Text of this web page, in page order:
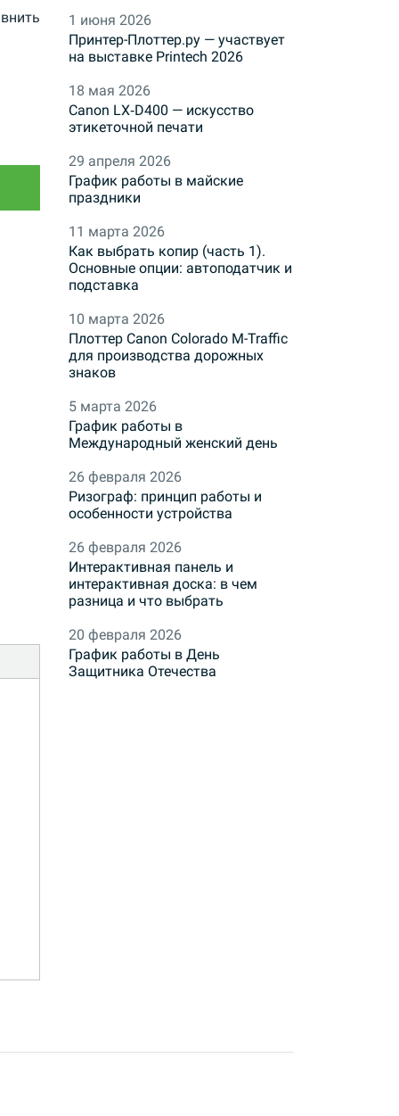
1 июня 2026
Принтер-Плоттер.ру — участвует
на выставке Printech 2026
18 мая 2026
Canon LX‑D400 — искусство
этикеточной печати
29 апреля 2026
График работы в майские
праздники
11 марта 2026
Как выбрать копир (часть 1).
Основные опции: автоподатчик и
подставка
10 марта 2026
Плоттер Canon Colorado M-Traffic
для производства дорожных
знаков
5 марта 2026
График работы в
Международный женский день
26 февраля 2026
Ризограф: принцип работы и
особенности устройства
26 февраля 2026
Интерактивная панель и
интерактивная доска: в чем
разница и что выбрать
20 февраля 2026
График работы в День
Защитника Отечества